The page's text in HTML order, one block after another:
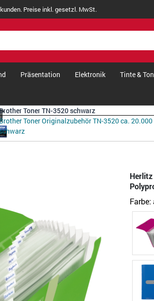
Preise inkl. gesetzl. MwSt.
Präsentation Elektronik Tinte &
Toner TN-3520 schwarz
Toner Originalzubehör TN-3520 ca. 20.000
Farbe: